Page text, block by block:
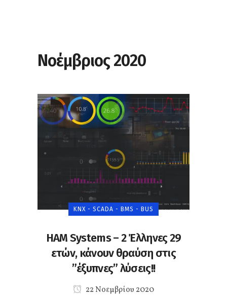
Νοέμβριος 2020
KNX - SCADA - BMS - BUS
HAM Systems – 2 Έλληνες 29
ετών, κάνουν θραύση στις
”έξυπνες” λύσεις!!
22 Νοεμβρίου 2020